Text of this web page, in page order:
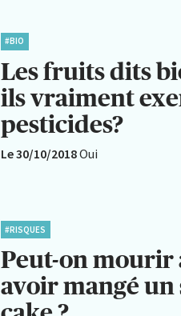
#BIO
Les fruits dits
ils vraiment
pesticides?
Le 30/10/2018Oui
#RISQUES
Peut-on mourir
avoir mangé un